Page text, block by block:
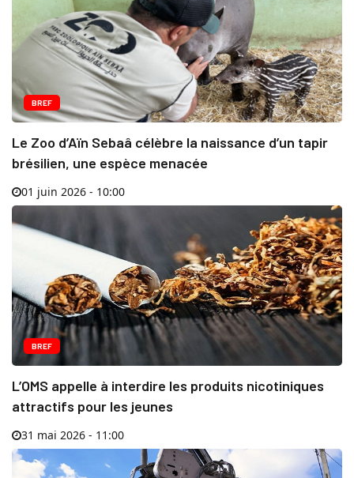
BREF
Le Zoo d’Aïn Sebaâ célèbre la naissance d’un tapir
brésilien, une espèce menacée
01 juin 2026 - 10:00
BREF
L’OMS appelle à interdire les produits nicotiniques
attractifs pour les jeunes
31 mai 2026 - 11:00